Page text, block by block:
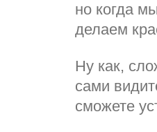
но когда
делаем
Ну как,
сами
сможете